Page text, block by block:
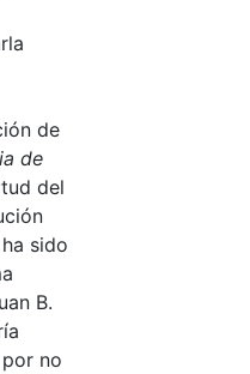
de
de
del
sido
B.
no